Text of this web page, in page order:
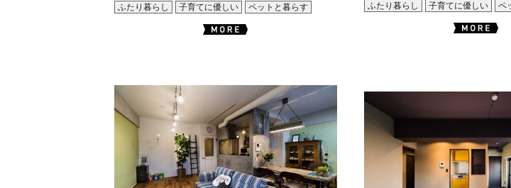
ふたり暮らし
子育てに優しい ペットと暮らす
ふたり暮らし
子育てに優しい ペ